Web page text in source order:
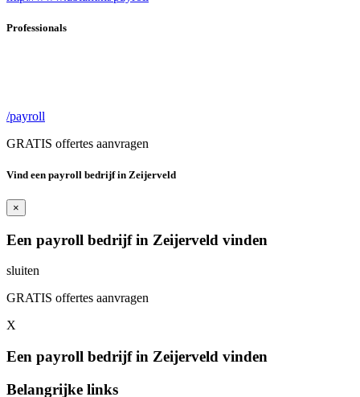
Professionals
/payroll
GRATIS offertes aanvragen
Vind een payroll bedrijf in Zeijerveld
×
Een payroll bedrijf in Zeijerveld vinden
sluiten
GRATIS offertes aanvragen
X
Een payroll bedrijf in Zeijerveld vinden
Belangrijke links